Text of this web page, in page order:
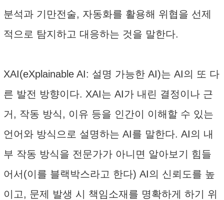
분석과 기만전술, 자동화를 활용해 위협을 선제
적으로 탐지하고 대응하는 것을 말한다.
XAI(eXplainable AI: 설명 가능한 AI)는 AI의 또 다
른 발전 방향이다. XAI는 AI가 내린 결정이나 근
거, 작동 방식, 이유 등을 인간이 이해할 수 있는
언어와 방식으로 설명하는 AI를 말한다. AI의 내
부 작동 방식을 전문가가 아니면 알아보기 힘들
어서(이를 블랙박스라고 한다) AI의 신뢰도를 높
이고, 문제 발생 시 책임소재를 명확하게 하기 위